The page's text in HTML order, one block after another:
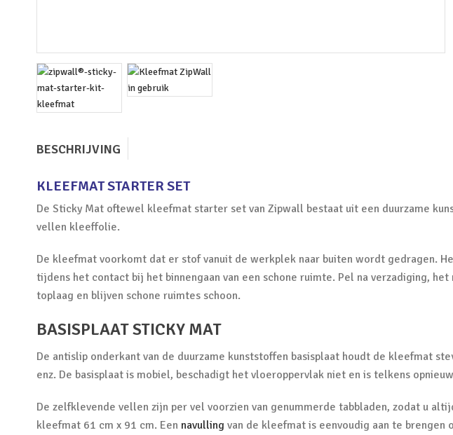
BESCHRIJVING
KLEEFMAT STARTER SET
De Sticky Mat oftewel kleefmat starter set van Zipwall bestaat uit een duurzame
vellen kleeffolie.
De kleefmat voorkomt dat er stof vanuit de werkplek naar buiten wordt gedragen.
tijdens het contact bij het binnengaan van een schone ruimte. Pel na verzadiging,
toplaag en blijven schone ruimtes schoon.
BASISPLAAT STICKY MAT
De antislip onderkant van de duurzame kunststoffen basisplaat houdt de kleefmat
enz. De basisplaat is mobiel, beschadigt het vloeroppervlak niet en is telkens
De zelfklevende vellen zijn per vel voorzien van genummerde tabbladen, zodat u
kleefmat 61 cm x 91 cm. Een navulling van de kleefmat is eenvoudig aan te brengen